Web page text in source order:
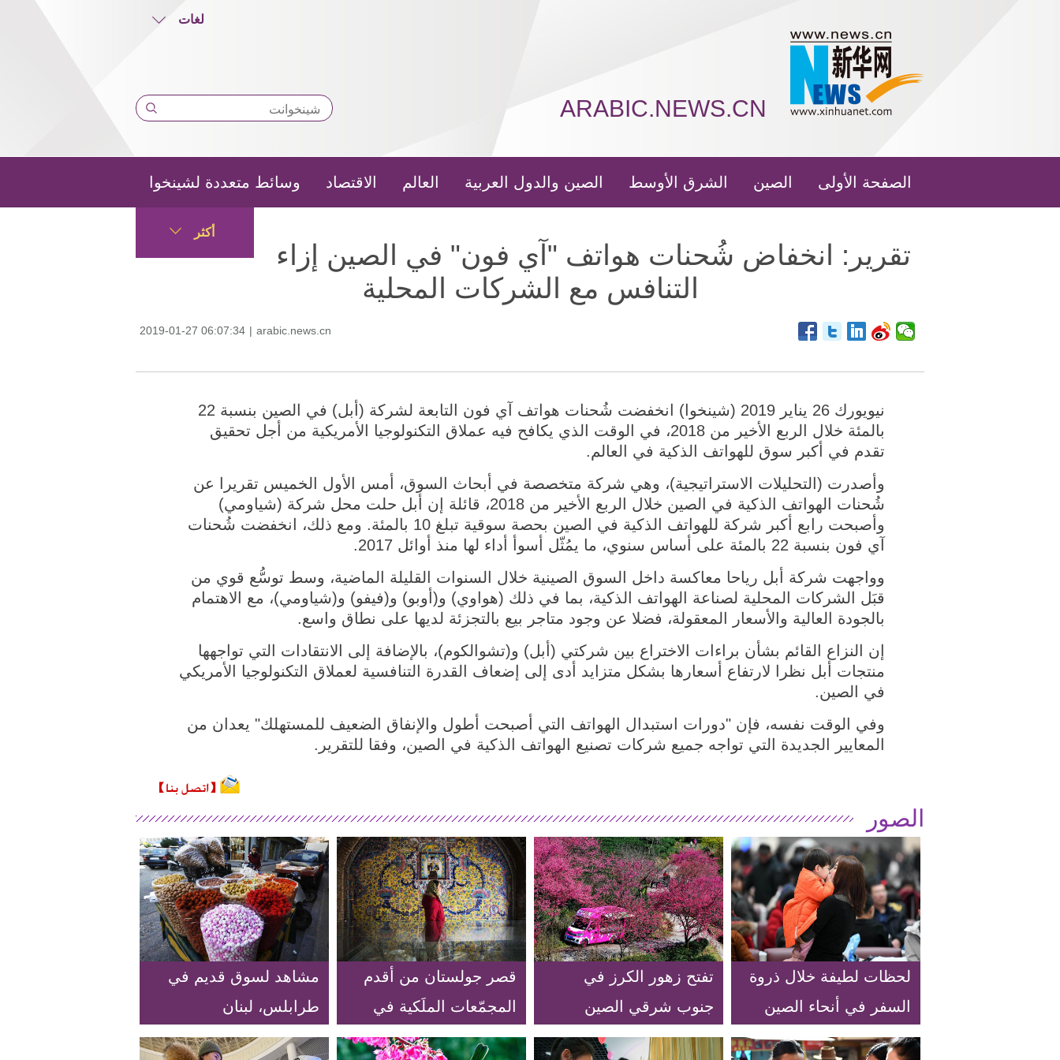
لغات
ARABIC.NEWS.CN
الصفحة الأولى الصين الشرق الأوسط الصين والدول العربية العالم الاقتصاد وسائط متعددة لشينخوا
أكثر
تقرير: انخفاض شُحنات هواتف "آي فون" في الصين إزاء
التنافس مع الشركات المحلية
2019-01-27 06:07:34 | arabic.news.cn
نيويورك 26 يناير 2019 (شينخوا) انخفضت شُحنات هواتف آي فون التابعة لشركة (أبل) في الصين بنسبة 22
بالمئة خلال الربع الأخير من 2018، في الوقت الذي يكافح فيه عملاق التكنولوجيا الأمريكية من أجل تحقيق
تقدم في أكبر سوق للهواتف الذكية في العالم.
وأصدرت (التحليلات الاستراتيجية)، وهي شركة متخصصة في أبحاث السوق، أمس الأول الخميس تقريرا عن
شُحنات الهواتف الذكية في الصين خلال الربع الأخير من 2018، قائلة إن أبل حلت محل شركة (شياومي)
وأصبحت رابع أكبر شركة للهواتف الذكية في الصين بحصة سوقية تبلغ 10 بالمئة. ومع ذلك، انخفضت شُحنات
آي فون بنسبة 22 بالمئة على أساس سنوي، ما يمُثّل أسوأ أداء لها منذ أوائل 2017.
وواجهت شركة أبل رياحا معاكسة داخل السوق الصينية خلال السنوات القليلة الماضية، وسط توسُّع قوي من
قبَل الشركات المحلية لصناعة الهواتف الذكية، بما في ذلك (هواوي) و(أوبو) و(فيفو) و(شياومي)، مع الاهتمام
بالجودة العالية والأسعار المعقولة، فضلا عن وجود متاجر بيع بالتجزئة لديها على نطاق واسع.
إن النزاع القائم بشأن براءات الاختراع بين شركتي (أبل) و(تشوالكوم)، بالإضافة إلى الانتقادات التي تواجهها
منتجات أبل نظرا لارتفاع أسعارها بشكل متزايد أدى إلى إضعاف القدرة التنافسية لعملاق التكنولوجيا الأمريكي
في الصين.
وفي الوقت نفسه، فإن "دورات استبدال الهواتف التي أصبحت أطول والإنفاق الضعيف للمستهلك" يعدان من
المعايير الجديدة التي تواجه جميع شركات تصنيع الهواتف الذكية في الصين، وفقا للتقرير.
الصور
لحظات لطيفة خلال ذروة
السفر في أنحاء الصين
تفتح زهور الكرز في
جنوب شرقي الصين
قصر جولستان من أقدم
المجمّعات الملَكية في
طهران
مشاهد لسوق قديم في
طرابلس، لبنان